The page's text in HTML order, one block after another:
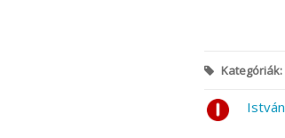
Kategóriák:
István